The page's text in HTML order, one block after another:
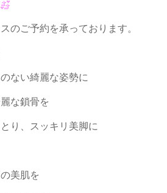
のご予約を承っております。
ない綺麗な姿勢に
な鎖骨を
り、スッキリ美脚に
美肌を